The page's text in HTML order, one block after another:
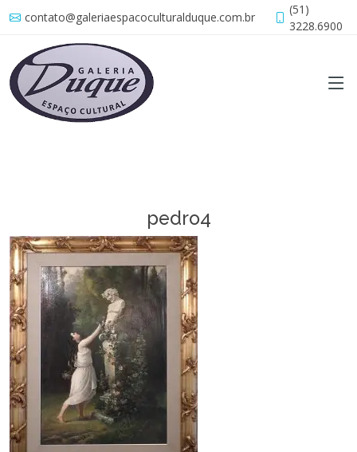
contato@galeriaespacoculturalduque.com.br
(51)
3228.6900
pedro4